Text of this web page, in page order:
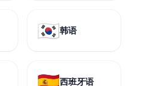
🇰🇷韩语
西班牙语